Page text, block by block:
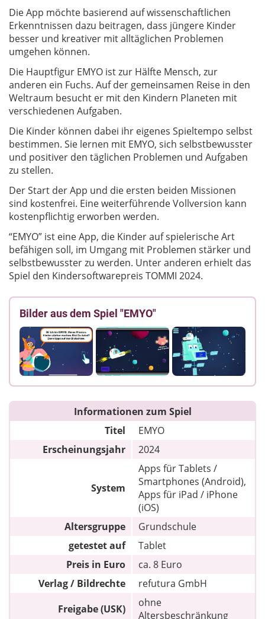
Die App möchte basierend auf wissenschaftlichen
Erkenntnissen dazu beitragen, dass jüngere Kinder
besser und kreativer mit alltäglichen Problemen
umgehen können.
Die Hauptfigur EMYO ist zur Hälfte Mensch, zur
anderen ein Fuchs. Auf der gemeinsamen Reise in den
Weltraum besucht er mit den Kindern Planeten mit
verschiedenen Aufgaben.
Die Kinder können dabei ihr eigenes Spieltempo selbst
bestimmen. Sie lernen mit EMYO, sich selbstbewusster
und positiver den täglichen Problemen und Aufgaben
zu stellen.
Der Start der App und die ersten beiden Missionen
sind kostenfrei. Eine weiterführende Vollversion kann
kostenpflichtig erworben werden.
“EMYO” ist eine App, die Kinder auf spielerische Art
befähigen soll, im Umgang mit Problemen stärker und
selbstbewusster zu werden. Unter anderen erhielt das
Spiel den Kindersoftwarepreis TOMMI 2024.
Bilder aus dem Spiel "EMYO"
Informationen zum Spiel
Titel
EMYO
Erscheinungsjahr
2024
System
Apps für Tablets /
Smartphones (Android),
Apps für iPad / iPhone
(iOS)
Altersgruppe
Grundschule
getestet auf
Tablet
Preis in Euro
ca. 8 Euro
Verlag / Bildrechte
refutura GmbH
Freigabe (USK)
ohne
Altersbeschränkung